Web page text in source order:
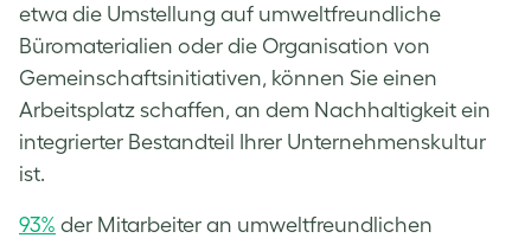
etwa die Umstellung auf umweltfreundliche
Büromaterialien oder die Organisation von
Gemeinschaftsinitiativen, können Sie einen
Arbeitsplatz schaffen, an dem Nachhaltigkeit ein
integrierter Bestandteil Ihrer Unternehmenskultur
ist.
93% der Mitarbeiter an umweltfreundlichen